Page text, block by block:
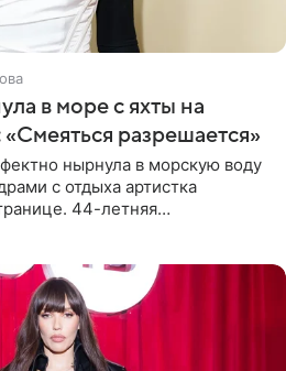
в море с яхты на
разрешается»
нырнула в морскую воду
с отдыха артистка
44-летняя